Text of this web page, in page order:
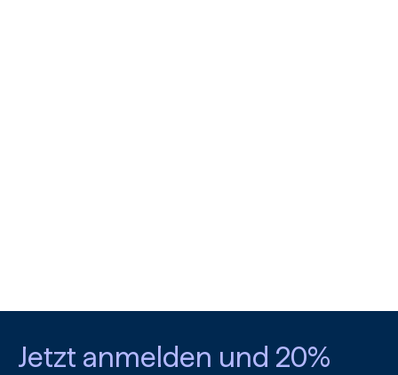
Jetzt anmelden und 20%